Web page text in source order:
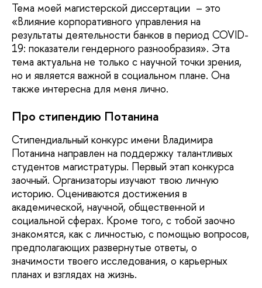
Тема моей магистерской диссертации – это
«Влияние корпоративного управления на
результаты деятельности банков в период COVID-
19: показатели гендерного разнообразия». Эта
тема актуальна не только с научной точки зрения,
но и является важной в социальном плане. Она
также интересна для меня лично.
Про стипендию Потанина
Стипендиальный конкурс имени Владимира
Потанина направлен на поддержку талантливых
студентов магистратуры. Первый этап конкурса
заочный. Организаторы изучают твою личную
историю. Оцениваются достижения в
академической, научной, общественной и
социальной сферах. Кроме того, с тобой заочно
знакомятся, как с личностью, с помощью вопросов,
предполагающих развернутые ответы, о
значимости твоего исследования, о карьерных
планах и взглядах на жизнь.